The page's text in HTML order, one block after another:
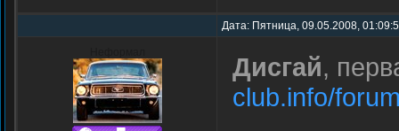
Дата: Пятница, 09.05.2008,
Дисгай,
club.info/